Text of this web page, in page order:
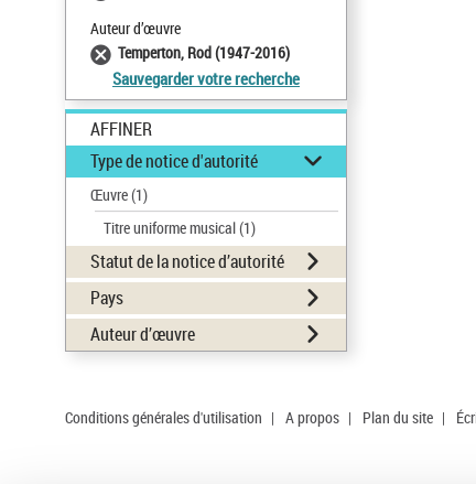
Auteur d’œuvre
Temperton, Rod (1947-2016)
Sauvegarder votre recherche
AFFINER
Type de notice d'autorité
Œuvre(1)
Titre uniforme musical(1)
Statut de la notice d’autorité
Pays
Auteur d’œuvre
Conditions générales d'utilisation | A propos | Plan du site |